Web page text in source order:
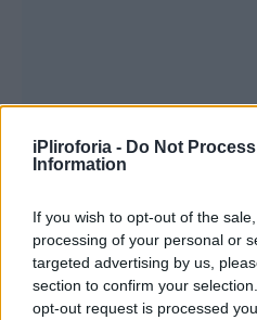
iPliroforia - Do Not
Information
If you wish to opt-out of the
processing of your personal or
targeted advertising by us,
section to confirm your
opt-out request is processed
εξυπνάδα να
Επιχειρώντας να
της σχέσης του